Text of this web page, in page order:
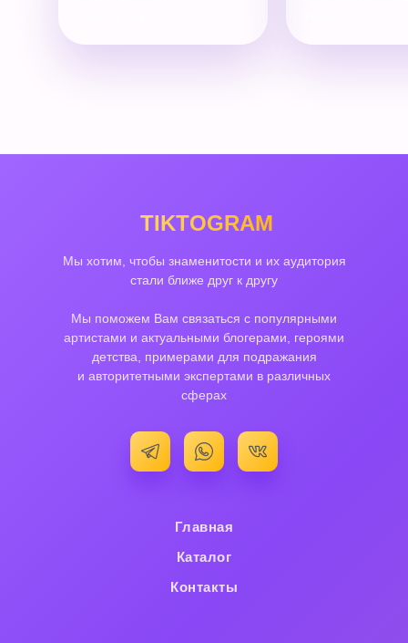
Мы хотим, чтобы знаменитости и их аудитория
стали ближе друг к другу
Мы поможем Вам связаться с популярными
артистами и актуальными блогерами, героями
детства, примерами для подражания
и авторитетными экспертами в различных
сферах
TIKTOGRAM
Контакты
Главная
Каталог